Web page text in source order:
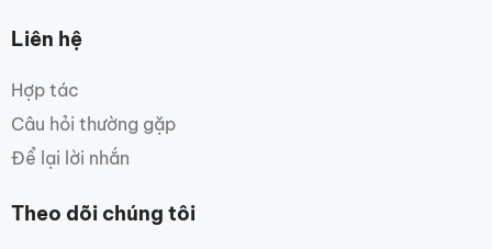
Liên hệ
Hợp tác
Câu hỏi thường gặp
Để lại lời nhắn
Theo dõi chúng tôi